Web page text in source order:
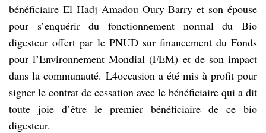
bénéficiaire El Hadj Amadou Oury Barry et son épouse
pour s’enquérir du fonctionnement normal du Bio
digesteur offert par le PNUD sur financement du Fonds
pour l’Environnement Mondial (FEM) et de son impact
dans la communauté. L4occasion a été mis à profit pour
signer le contrat de cessation avec le bénéficiaire qui a dit
toute joie d’être le premier bénéficiaire de ce bio
digesteur.